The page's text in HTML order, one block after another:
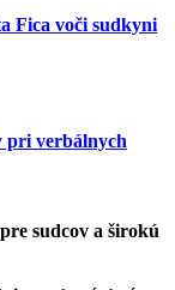
Fica voči sudkyni
pri verbálnych
sudcov a širokú